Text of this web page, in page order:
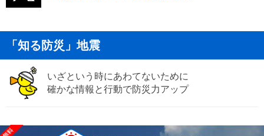
「知る防災」地震
いざという時にあわてないために
確かな情報と行動で防災力アップ